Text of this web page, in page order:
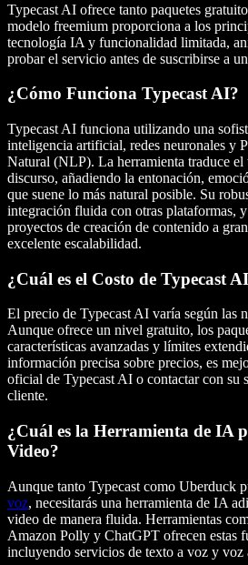
Typecast AI ofrece tanto paquetes
modelo freemium proporciona a los
tecnología IA y funcionalidad limitada,
probar el servicio antes de suscribirse a
¿Cómo Funciona Typecast AI?
Typecast AI funciona utilizando una
inteligencia artificial, redes neuronales y
Natural (NLP). La herramienta traduce el
discurso, añadiendo la entonación,
que suene lo más natural posible. Su
integración fluida con otras plataformas,
proyectos de creación de contenido a
excelente escalabilidad.
¿Cuál es el Costo de Typecast
El precio de Typecast AI varía según las
Aunque ofrece un nivel gratuito, los
características avanzadas y límites
información precisa sobre precios, es
oficial de Typecast AI o contactar con su
cliente.
¿Cuál es la Herramienta de IA
Video?
Aunque tanto Typecast como Uberduck
voz, necesitarás una herramienta de IA
video de manera fluida. Herramientas
Amazon Polly y ChatGPT ofrecen estas
incluyendo servicios de texto a voz y voz